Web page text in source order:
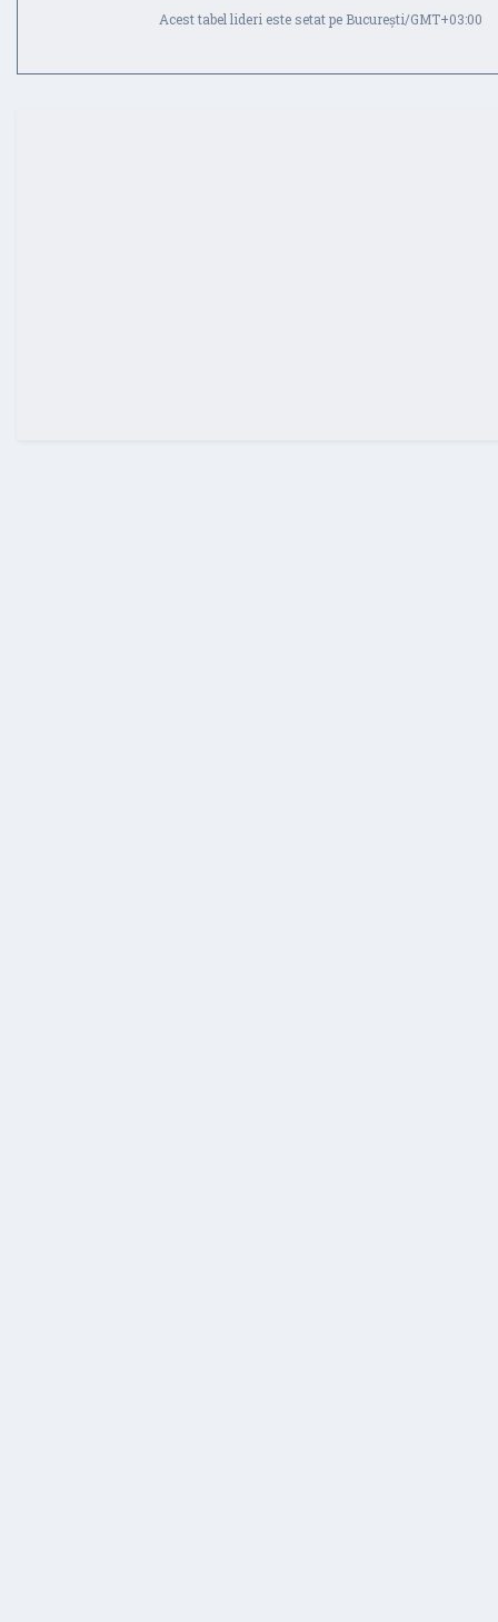
Acest tabel lideri este setat pe București/GMT+03:00